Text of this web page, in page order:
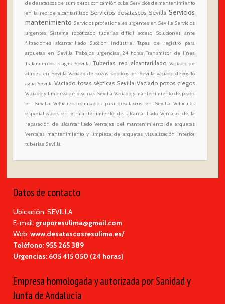
de desatascos de sumideros con camión cuba Servicios de mantenimiento
en la red de alcantarillado Servicios desatascos Sevilla Servicios
mantenimiento Servicios profesionales urgentes en Sevilla Servicios
urgentes
Sistema robotizado tuberías difícil acceso
Soluciones ante
filtraciones alcantarillado
Succión industrial Tapas de registro para
arquetas en Sevilla Trabajos urgencias 24 horas Transmisor de línea
Tratamientos plagas Sevilla Tuberías red alcantarillado Vaciado de
aljibes en Sevilla Vaciado de pozos sépticos en Sevilla vaciado depósito
agua Sevilla Vaciado fosas sépticas Sevilla Vaciado pozos ciegos
Vaciado y limpieza de piscinas Sevilla Vaciado y mantenimiento de pozos
en Sevilla Vehículos equipados para desatascos en Sevilla Vehículos
especializados en el mantenimiento del alcantarillado Ventajas de la
reparación de alcantarillado Ventajas del mantenimiento de arquetas
Ventajas mantenimiento y limpieza de arquetas visualización interior
tuberías Sevilla
Datos de contacto
Ubicación: SEVILLA
E-mail: gruporesulima@gmail.com
Web: www.desatascosresulima.es/
Teléfono: 955 265 389
Urgencias: 605 415 050 (24 horas)
Empresa homologada y autorizada por Sanidad y
Junta de Andalucía